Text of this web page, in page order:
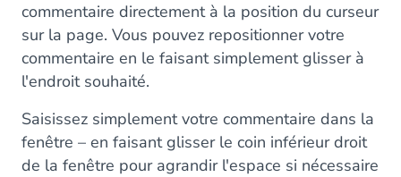
commentaire directement à la position du curseur
sur la page. Vous pouvez repositionner votre
commentaire en le faisant simplement glisser à
l'endroit souhaité.
Saisissez simplement votre commentaire dans la
fenêtre – en faisant glisser le coin inférieur droit
de la fenêtre pour agrandir l'espace si nécessaire